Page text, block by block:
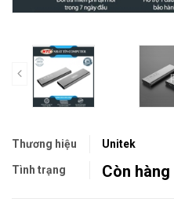
Thương hiệu Unitek
Tình trạng Còn hàng